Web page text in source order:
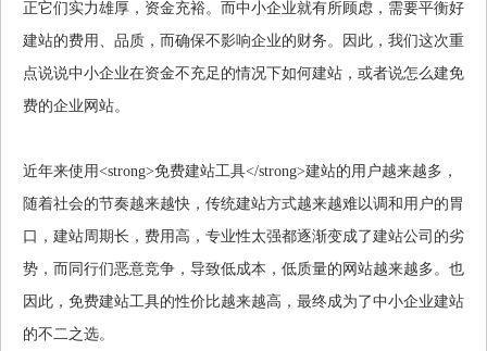
正它们实力雄厚，资金充裕。而中小企业就有所顾虑，需要平衡好
建站的费用、品质，而确保不影响企业的财务。因此，我们这次重
点说说中小企业在资金不充足的情况下如何建站，或者说怎么建免
费的企业网站。
近年来使用<strong>免费建站工具</strong>建站的用户越来越多，
随着社会的节奏越来越快，传统建站方式越来越难以调和用户的胃
口，建站周期长，费用高，专业性太强都逐渐变成了建站公司的劣
势，而同行们恶意竞争，导致低成本，低质量的网站越来越多。也
因此，免费建站工具的性价比越来越高，最终成为了中小企业建站
的不二之选。